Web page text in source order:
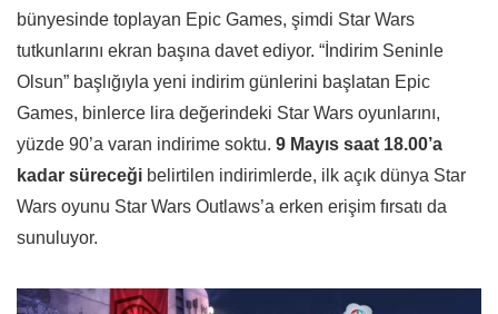
bünyesinde toplayan Epic Games, şimdi Star Wars
tutkunlarını ekran başına davet ediyor. “İndirim Seninle
Olsun” başlığıyla yeni indirim günlerini başlatan Epic
Games, binlerce lira değerindeki Star Wars oyunlarını,
yüzde 90’a varan indirime soktu. 9 Mayıs saat 18.00’a
kadar süreceği belirtilen indirimlerde, ilk açık dünya Star
Wars oyunu Star Wars Outlaws’a erken erişim fırsatı da
sunuluyor.